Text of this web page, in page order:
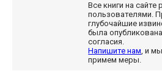
Все книги на
пользователями.
глубочайшие
была
согласия.
Напишите нам, и
примем меры.